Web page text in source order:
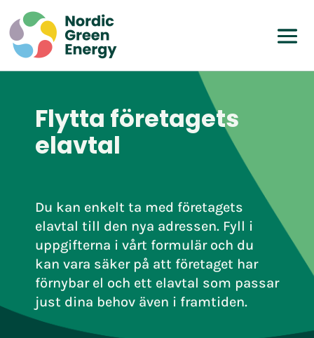
Flytta företagets
elavtal
Du kan enkelt ta med företagets
elavtal till den nya adressen. Fyll i
uppgifterna i vårt formulär och du
kan vara säker på att företaget har
förnybar el och ett elavtal som passar
just dina behov även i framtiden.